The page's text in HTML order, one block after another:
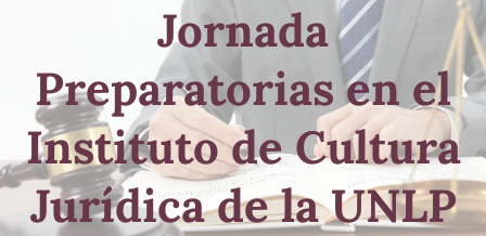
Jornada
Preparatorias en el
Instituto de Cultura
Jurídica de la UNLP